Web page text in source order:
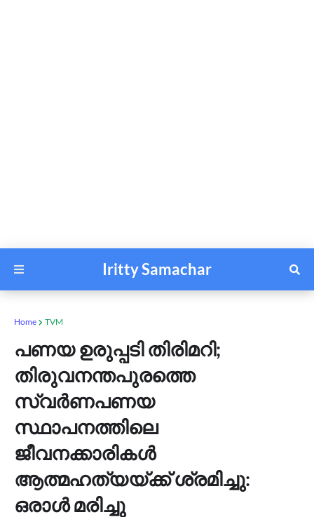
Iritty Samachar
Home TVM
പണയ ഉരുപ്പടി തിരിമറി;
തിരുവനന്തപുരത്തെ
സ്വര്‍ണപണയ
സ്ഥാപനത്തിലെ
ജീവനക്കാരികള്‍
ആത്മഹത്യയ്ക്ക് ശ്രമിച്ചു:
ഒരാള്‍ മരിച്ചു